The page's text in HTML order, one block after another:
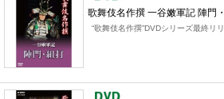
歌舞伎名作撰 一谷嫩軍記 陣門
“歌舞伎名作撰”DVDシリーズ最終リ